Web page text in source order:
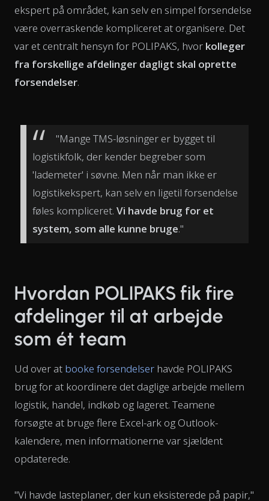
ekspert på området, kan selv en simpel forsendelse
være overraskende kompliceret at organisere. Det
var et centralt hensyn for POLIPAKS, hvor kolleger
fra forskellige afdelinger dagligt skal oprette
forsendelser.
"Mange TMS-løsninger er bygget til
logistikfolk, der kender begreber som
'lademeter' i søvne. Men når man ikke er
logistikekspert, kan selv en ligetil forsendelse
føles kompliceret. Vi havde brug for et
system, som alle kunne bruge."
Hvordan POLIPAKS fik fire
afdelinger til at arbejde
som ét team
Ud over at booke forsendelser havde POLIPAKS
brug for at koordinere det daglige arbejde mellem
logistik, handel, indkøb og lageret. Teamene
forsøgte at bruge flere Excel-ark og Outlook-
kalendere, men informationerne var sjældent
opdaterede.
"Vi havde lasteplaner, der kun eksisterede på papir,"